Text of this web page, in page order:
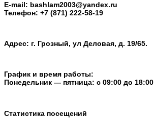
E-mail: bashlam2003@yandex.ru
Телефон: +7 (871) 222-58-19
Адрес: г. Грозный, ул Деловая, д. 19/65.
График и время работы:
Понедельник — пятница: с 09:00 до 18:00
Статистика посещений